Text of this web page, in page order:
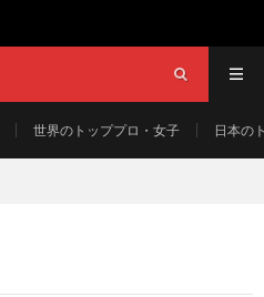
世界のトッププロ・女子 日本の